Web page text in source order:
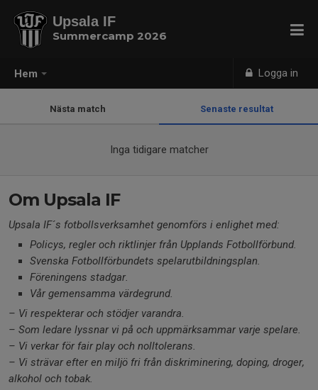
Hem Logga in
Upsala IF
Summercamp 2026
Nästa match Senaste resultat
Inga tidigare matcher
Om Upsala IF
Upsala IF´s fotbollsverksamhet genomförs i enlighet med:
Policys, regler och riktlinjer från Upplands Fotbollförbund.
Svenska Fotbollförbundets spelarutbildningsplan.
Föreningens stadgar.
Vår gemensamma värdegrund.
– Vi respekterar och stödjer varandra.
– Som ledare lyssnar vi på och uppmärksammar varje spelare.
– Vi verkar för fair play och nolltolerans.
– Vi strävar efter en miljö fri från diskriminering, doping, droger,
alkohol och tobak.